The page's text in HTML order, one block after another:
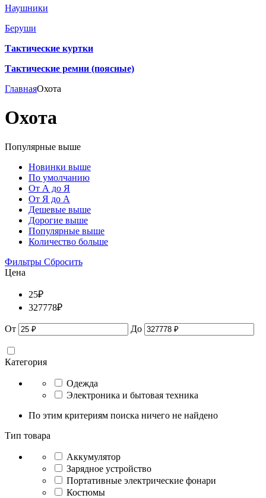
Наушники
Беруши
Тактические куртки
Тактические ремни (поясные)
ГлавнаяОхота
Охота
Популярные выше
Новинки выше
По умолчанию
От А до Я
От Я до А
Дешевые выше
Дорогие выше
Популярные выше
Количество больше
Фильтры Сбросить
Цена
25₽
327778₽
От До
Категория
Одежда
Электроника и бытовая техника
По этим критериям поиска ничего не найдено
Тип товара
Аккумулятор
Зарядное устройство
Портативные электрические фонари
Костюмы